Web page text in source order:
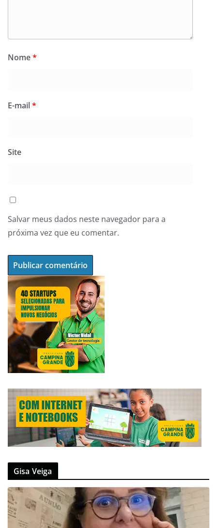
Nome*
E-mail*
Site
Salvar meus dados neste navegador para a
próxima vez que eu comentar.
Gisa Veiga